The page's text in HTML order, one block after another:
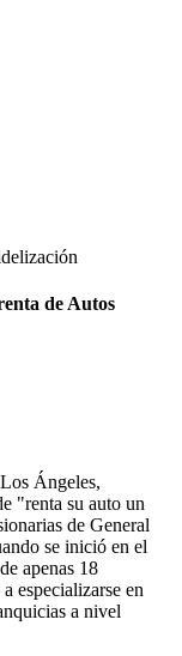
de Autos
Ángeles,
"renta su auto un
de General
se inició en el
apenas 18
especializarse en
a nivel